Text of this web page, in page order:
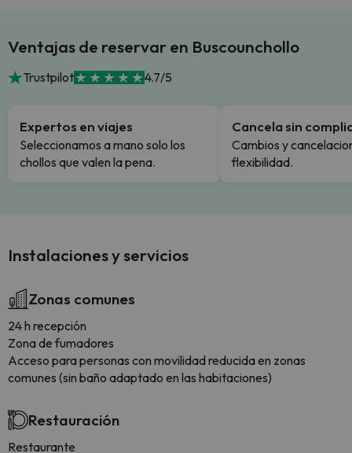
Ventajas de reservar en Buscounchollo
Trustpilot 4.7/5
Expertos en viajes
Seleccionamos a mano solo los
chollos que valen la pena.
Cancela sin
Cambios y
flexibilidad.
Instalaciones y servicios
Zonas comunes
24 h recepción
Zona de fumadores
Acceso para personas con movilidad reducida en zonas
comunes (sin baño adaptado en las habitaciones)
Restauración
Restaurante